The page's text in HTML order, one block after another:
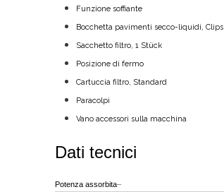
Funzione soffiante
Bocchetta pavimenti secco-liquidi, Clips
Sacchetto filtro, 1 Stück
Posizione di fermo
Cartuccia filtro, Standard
Paracolpi
Vano accessori sulla macchina
Dati tecnici
Potenza assorbita–